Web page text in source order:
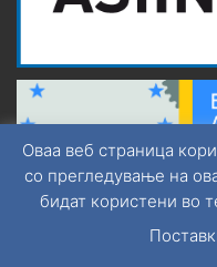
Оваа веб страница
со прегледување на
бидат користени во